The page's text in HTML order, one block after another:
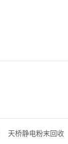
天桥静电粉末回收